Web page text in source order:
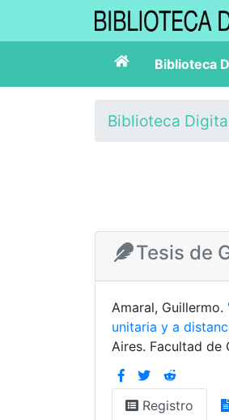
Biblioteca
Biblioteca
Tesis de
Amaral, Guillermo.
unitaria y a
Aires. Facultad de
Registro